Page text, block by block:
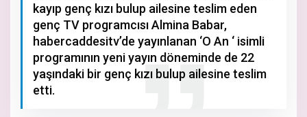
kayıp genç kızı bulup ailesine teslim eden
genç TV programcısı Almina Babar,
habercaddesitv’de yayınlanan ‘O An ‘ isimli
programının yeni yayın döneminde de 22
yaşındaki bir genç kızı bulup ailesine teslim
etti.